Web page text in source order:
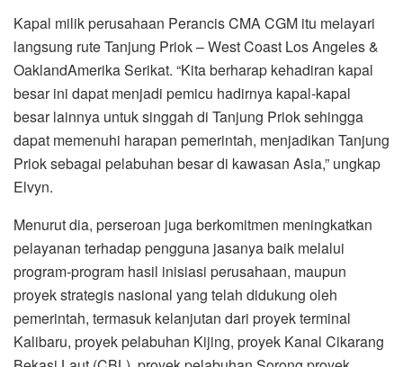
Kapal milik perusahaan Perancis CMA CGM itu melayari
langsung rute Tanjung Priok – West Coast Los Angeles &
OaklandAmerika Serikat. “Kita berharap kehadiran kapal
besar ini dapat menjadi pemicu hadirnya kapal-kapal
besar lainnya untuk singgah di Tanjung Priok sehingga
dapat memenuhi harapan pemerintah, menjadikan Tanjung
Priok sebagai pelabuhan besar di kawasan Asia,” ungkap
Elvyn.
Menurut dia, perseroan juga berkomitmen meningkatkan
pelayanan terhadap pengguna jasanya baik melalui
program-program hasil inisiasi perusahaan, maupun
proyek strategis nasional yang telah didukung oleh
pemerintah, termasuk kelanjutan dari proyek terminal
Kalibaru, proyek pelabuhan Kijing, proyek Kanal Cikarang